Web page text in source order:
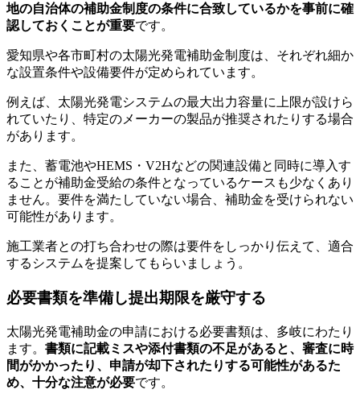
地の自治体の補助金制度の条件に合致しているかを事前に確
認しておくことが重要です。
愛知県や各市町村の太陽光発電補助金制度は、それぞれ細か
な設置条件や設備要件が定められています。
例えば、太陽光発電システムの最大出力容量に上限が設けら
れていたり、特定のメーカーの製品が推奨されたりする場合
があります。
また、蓄電池やHEMS・V2Hなどの関連設備と同時に導入す
ることが補助金受給の条件となっているケースも少なくあり
ません。要件を満たしていない場合、補助金を受けられない
可能性があります。
施工業者との打ち合わせの際は要件をしっかり伝えて、適合
するシステムを提案してもらいましょう。
必要書類を準備し提出期限を厳守する
太陽光発電補助金の申請における必要書類は、多岐にわたり
ます。 書類に記載ミスや添付書類の不足があると、審査に時
間がかかったり、申請が却下されたりする可能性があるた
め、十分な注意が必要です。